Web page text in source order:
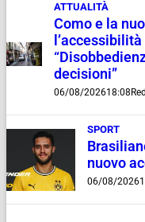
ATTUALITÀ
Como e la
decisioni”
06/08/202618:08
SPORT
nuovo
06/08/2026